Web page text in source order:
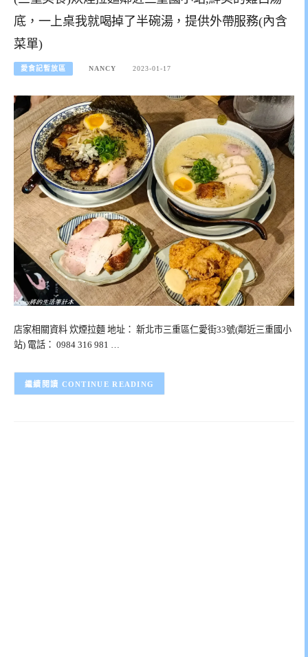
底，一上桌我就喝掉了半碗湯，提供外帶服務(內含
菜單)
愛食記暫放區 NANCY 2023-01-17
店家相關資料 炊煙拉麵 地址： 新北市三重區仁愛街33號(鄰近三重國小
站) 電話： 0984 316 981 …
CONTINUE READING